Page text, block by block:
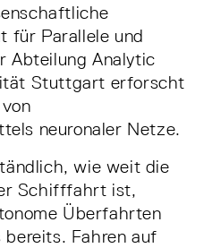
für Parallele und
Abteilung Analytic
Stuttgart erforscht
neuronaler Netze.
wie weit die
Schifffahrt ist,
Überfahrten
Fahren auf